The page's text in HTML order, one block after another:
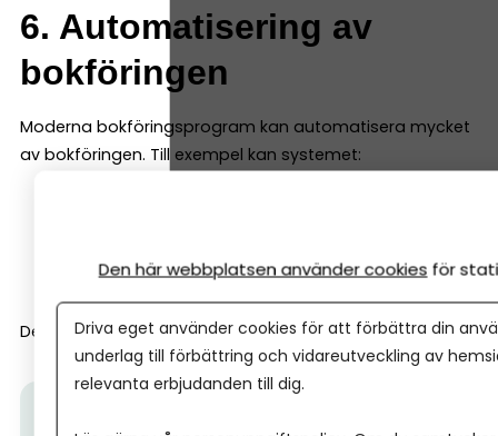
6. Automatisering av
bokföringen
Moderna bokföringsprogram kan automatisera mycket
av bokföringen. Till exempel kan systemet:
bokföra återkommande kostnader automatiskt
Det gör arbetet betydligt snabbare.
Den här webbplatsen använder cookies för
Driva eget använder cookies för att förbättra din
underlag till förbättring och vidareutveckling av
relevanta erbjudanden till dig.